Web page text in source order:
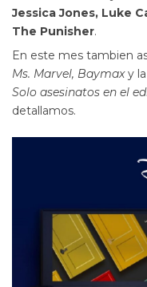
Jessica Jones, Luke
The Punisher.
En este mes tambien
Ms. Marvel, Baymaxy
Solo asesinatos en el
detallamos.